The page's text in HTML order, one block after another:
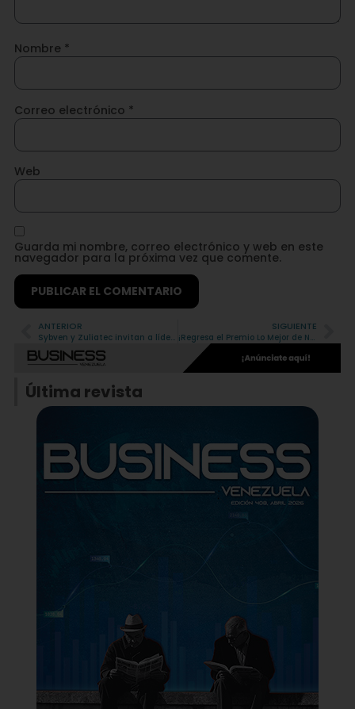
Nombre *
Correo electrónico *
Web
Guarda mi nombre, correo electrónico y web en este
navegador para la próxima vez que comente.
Alternative:
ANTERIOR
Sybven y Zuliatec invitan a líderes empresariales a descifrar la «Gobernanza de la IA» el próximo 28 de mayo
SIGUIENTE
¡Regresa el Premio Lo Mejor de Nos 2026! conoce las bases de su 9na convocatoria
Última revista